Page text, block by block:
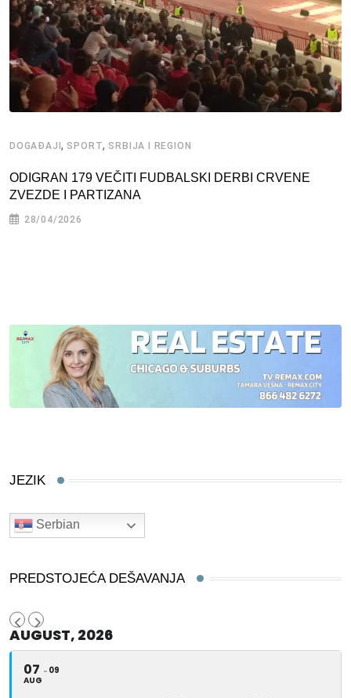
DOGAĐAJI, SPORT, SRBIJA I REGION
ODIGRAN 179 VEČITI FUDBALSKI DERBI CRVENE
ZVEZDE I PARTIZANA
28/04/2026
JEZIK
Serbian
PREDSTOJEĆA DEŠAVANJA
AUGUST, 2026
07
AUG
09